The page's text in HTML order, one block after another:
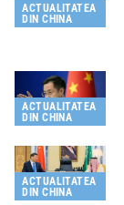
ACTUALITATEA
DIN CHINA
ACTUALITATEA
DIN CHINA
ACTUALITATEA
DIN CHINA